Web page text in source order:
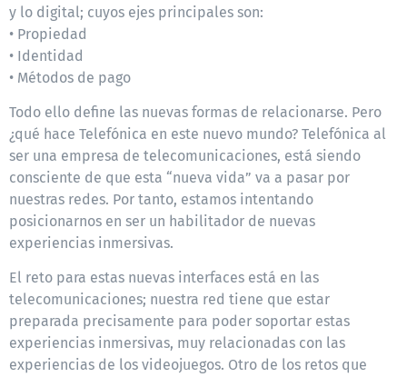
y lo digital; cuyos ejes principales son:
• Propiedad
• Identidad
• Métodos de pago
Todo ello define las nuevas formas de relacionarse. Pero
¿qué hace Telefónica en este nuevo mundo? Telefónica al
ser una empresa de telecomunicaciones, está siendo
consciente de que esta “nueva vida” va a pasar por
nuestras redes. Por tanto, estamos intentando
posicionarnos en ser un habilitador de nuevas
experiencias inmersivas.
El reto para estas nuevas interfaces está en las
telecomunicaciones; nuestra red tiene que estar
preparada precisamente para poder soportar estas
experiencias inmersivas, muy relacionadas con las
experiencias de los videojuegos. Otro de los retos que